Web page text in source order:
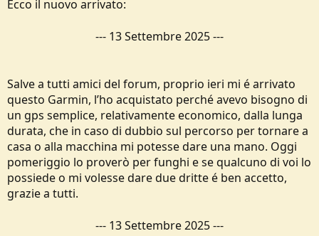
Ecco il nuovo arrivato:
--- 13 Settembre 2025---
Salve a tutti amici del forum, proprio ieri mi é arrivato
questo Garmin, l’ho acquistato perché avevo bisogno di
un gps semplice, relativamente economico, dalla lunga
durata, che in caso di dubbio sul percorso per tornare a
casa o alla macchina mi potesse dare una mano. Oggi
pomeriggio lo proverò per funghi e se qualcuno di voi lo
possiede o mi volesse dare due dritte é ben accetto,
grazie a tutti.
--- 13 Settembre 2025---